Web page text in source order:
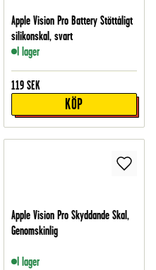
Apple Vision Pro Battery Stöttåligt
silikonskal, svart
I lager
119 SEK
KÖP
Apple Vision Pro Skyddande Skal,
Genomskinlig
I lager